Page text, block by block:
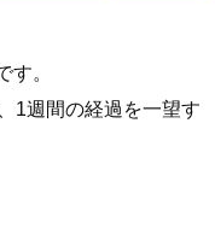
す。
1週間の経過を一望す